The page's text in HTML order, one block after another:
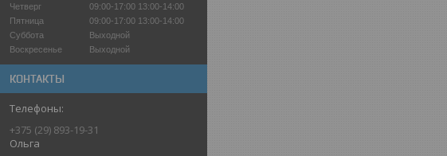
Четверг
09:00-17:00 13:00-14:00
Пятница
09:00-17:00 13:00-14:00
Суббота
Выходной
Воскресенье
Выходной
КОНТАКТЫ
+375 (29) 893-19-31
Ольга